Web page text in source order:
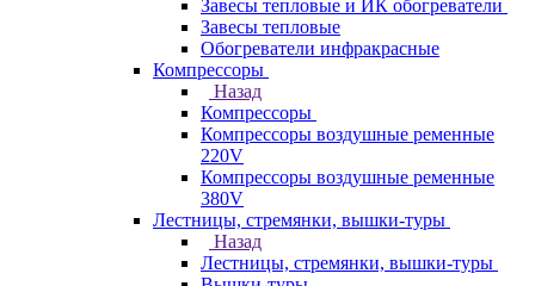
Завесы тепловые и ИК обогреватели
Завесы тепловые
Обогреватели инфракрасные
Компрессоры
Назад
Компрессоры
Компрессоры воздушные ременные
220V
Компрессоры воздушные ременные
380V
Лестницы, стремянки, вышки-туры
Назад
Лестницы, стремянки, вышки-туры